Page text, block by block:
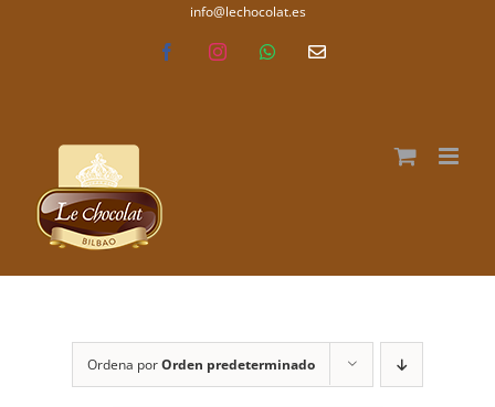
info@lechocolat.es
FacebookInstagramWhatsAppCorreo
Ordena porOrden predeterminado